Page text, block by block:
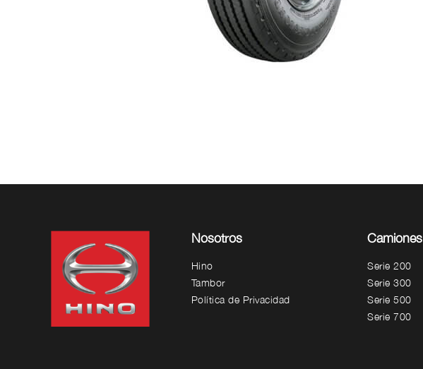
Nosotros
Hino
Tambor
Política de Privacidad
Camiones
Serie 200
Serie 300
Serie 500
Serie 700